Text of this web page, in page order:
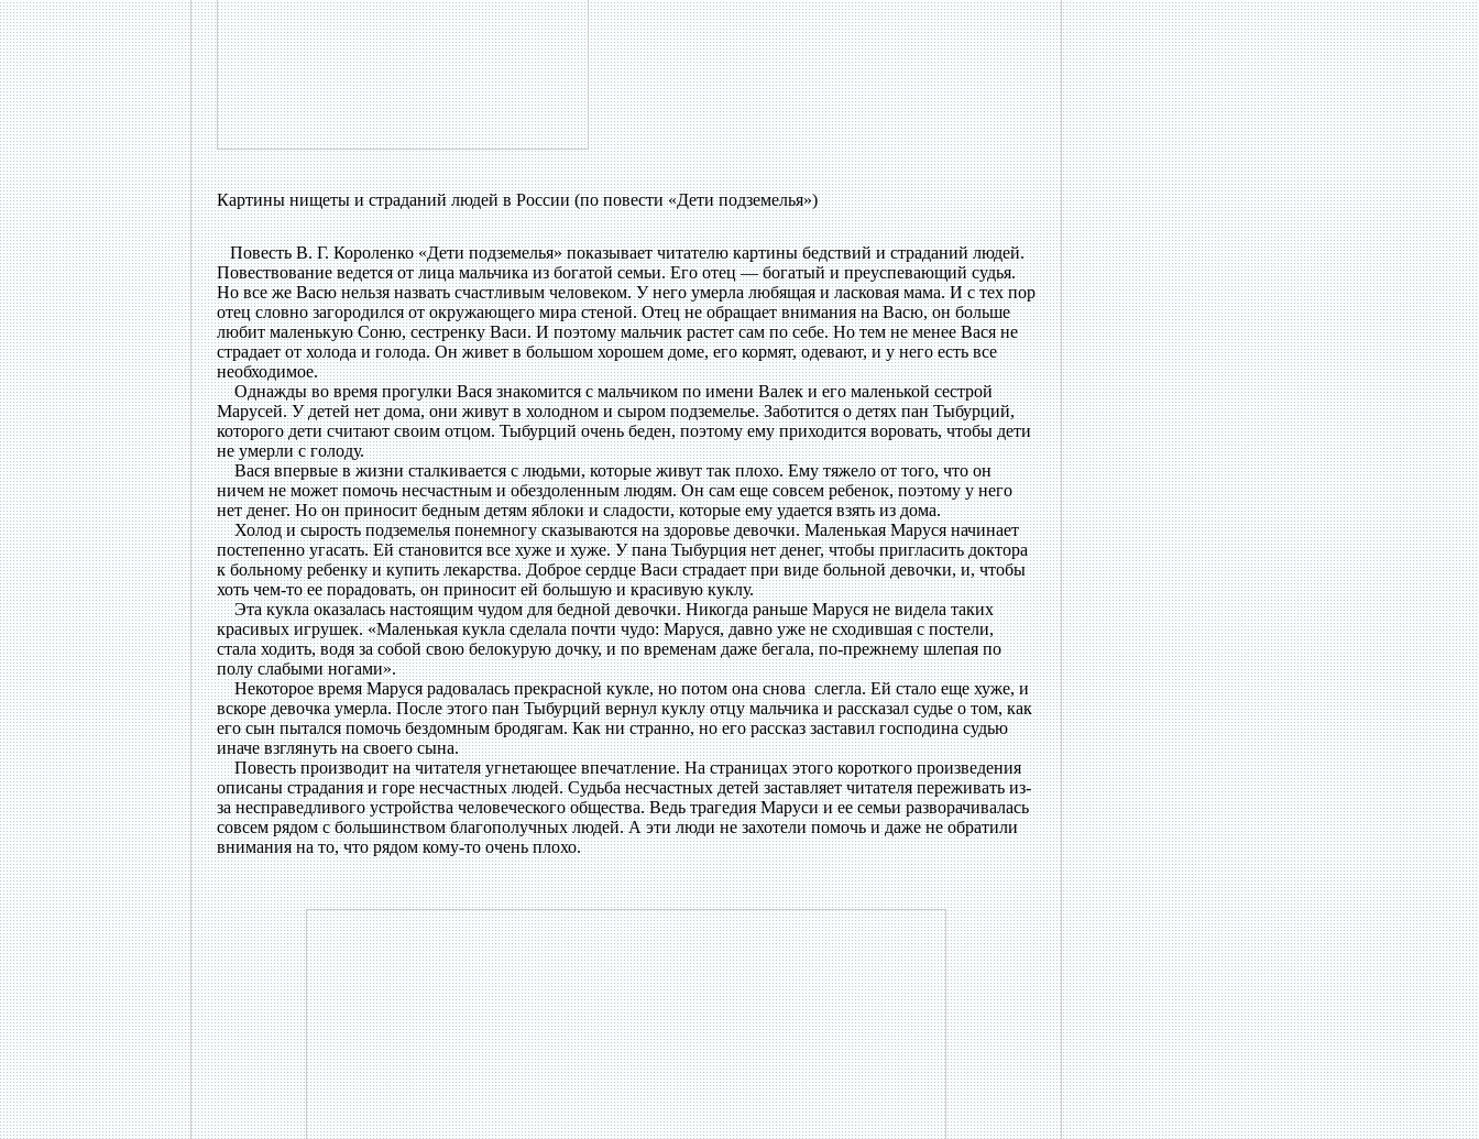
Картины нищеты и страданий людей в России (по повести «Дети подземелья»)
Повесть В. Г. Короленко «Дети подземелья» показывает читателю картины бедствий и страданий людей.
Повествование ведется от лица мальчика из богатой семьи. Его отец — богатый и преуспевающий судья.
Но все же Васю нельзя назвать счастливым человеком. У него умерла любящая и ласковая мама. И с тех пор
отец словно загородился от окружающего мира стеной. Отец не обращает внимания на Васю, он больше
любит маленькую Соню, сестренку Васи. И поэтому мальчик растет сам по себе. Но тем не менее Вася не
страдает от холода и голода. Он живет в большом хорошем доме, его кормят, одевают, и у него есть все
необходимое.
Однажды во время прогулки Вася знакомится с мальчиком по имени Валек и его маленькой сестрой
Марусей. У детей нет дома, они живут в холодном и сыром подземелье. Заботится о детях пан Тыбурций,
которого дети считают своим отцом. Тыбурций очень беден, поэтому ему приходится воровать, чтобы дети
не умерли с голоду.
Вася впервые в жизни сталкивается с людьми, которые живут так плохо. Ему тяжело от того, что он
ничем не может помочь несчастным и обездоленным людям. Он сам еще совсем ребенок, поэтому у него
нет денег. Но он приносит бедным детям яблоки и сладости, которые ему удается взять из дома.
Холод и сырость подземелья понемногу сказываются на здоровье девочки. Маленькая Маруся начинает
постепенно угасать. Ей становится все хуже и хуже. У пана Тыбурция нет денег, чтобы пригласить доктора
к больному ребенку и купить лекарства. Доброе сердце Васи страдает при виде больной девочки, и, чтобы
хоть чем-то ее порадовать, он приносит ей большую и красивую куклу.
Эта кукла оказалась настоящим чудом для бедной девочки. Никогда раньше Маруся не видела таких
красивых игрушек. «Маленькая кукла сделала почти чудо: Маруся, давно уже не сходившая с постели,
стала ходить, водя за собой свою белокурую дочку, и по временам даже бегала, по-прежнему шлепая по
полу слабыми ногами».
Некоторое время Маруся радовалась прекрасной кукле, но потом она снова слегла. Ей стало еще хуже, и
вскоре девочка умерла. После этого пан Тыбурций вернул куклу отцу мальчика и рассказал судье о том, как
его сын пытался помочь бездомным бродягам. Как ни странно, но его рассказ заставил господина судью
иначе взглянуть на своего сына.
Повесть производит на читателя угнетающее впечатление. На страницах этого короткого произведения
описаны страдания и горе несчастных людей. Судьба несчастных детей заставляет читателя переживать из-
за несправедливого устройства человеческого общества. Ведь трагедия Маруси и ее семьи разворачивалась
совсем рядом с большинством благополучных людей. А эти люди не захотели помочь и даже не обратили
внимания на то, что рядом кому-то очень плохо.